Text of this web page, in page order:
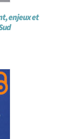
enjeux et